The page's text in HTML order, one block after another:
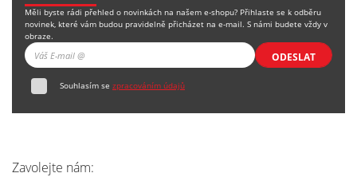
Měli byste rádi přehled o novinkách na našem e-shopu? Přihlaste se k odběru
novinek, které vám budou pravidelně přicházet na e-mail. S námi budete vždy v
obraze.
ODESLAT
Souhlasím se zpracováním údajů
Zavolejte nám: